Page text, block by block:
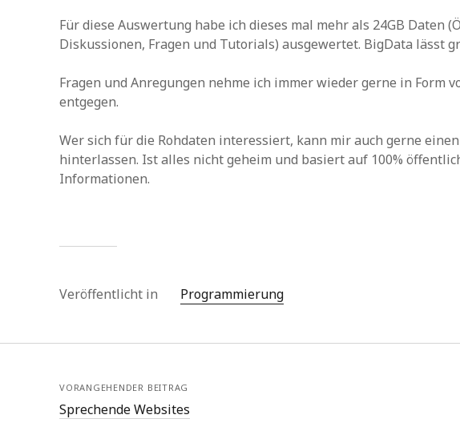
Für diese Auswertung habe ich dieses mal mehr als 24GB Daten
Diskussionen, Fragen und Tutorials) ausgewertet. BigData lässt
Fragen und Anregungen nehme ich immer wieder gerne in Form
entgegen.
Wer sich für die Rohdaten interessiert, kann mir auch gerne
hinterlassen. Ist alles nicht geheim und basiert auf 100%
Informationen.
Veröffentlicht in Programmierung
VORANGEHENDER BEITRAG
Sprechende Websites